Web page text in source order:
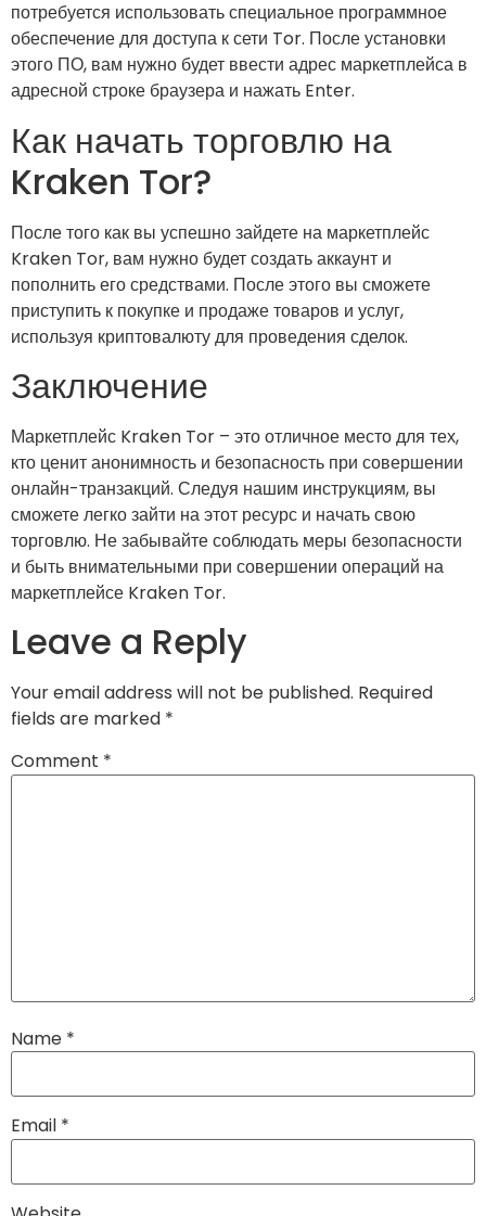
потребуется использовать специальное программное
обеспечение для доступа к сети Tor. После установки
этого ПО, вам нужно будет ввести адрес маркетплейса в
адресной строке браузера и нажать Enter.
Как начать торговлю на
Kraken Tor?
После того как вы успешно зайдете на маркетплейс
Kraken Tor, вам нужно будет создать аккаунт и
пополнить его средствами. После этого вы сможете
приступить к покупке и продаже товаров и услуг,
используя криптовалюту для проведения сделок.
Заключение
Маркетплейс Kraken Tor – это отличное место для тех,
кто ценит анонимность и безопасность при совершении
онлайн-транзакций. Следуя нашим инструкциям, вы
сможете легко зайти на этот ресурс и начать свою
торговлю. Не забывайте соблюдать меры безопасности
и быть внимательными при совершении операций на
маркетплейсе Kraken Tor.
Leave a Reply
Your email address will not be published. Required
fields are marked *
Comment *
Name *
Email *